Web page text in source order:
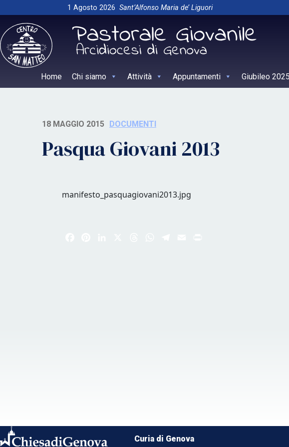
to
content
1 Agosto 2026 Sant’Alfonso Maria de’ Liguori
Home Chi siamo Attività Appuntamenti Giubileo 2025
18 MAGGIO 2015 DOCUMENTI
Pasqua Giovani 2013
manifesto_pasquagiovani2013.jpg
Curia di Genova